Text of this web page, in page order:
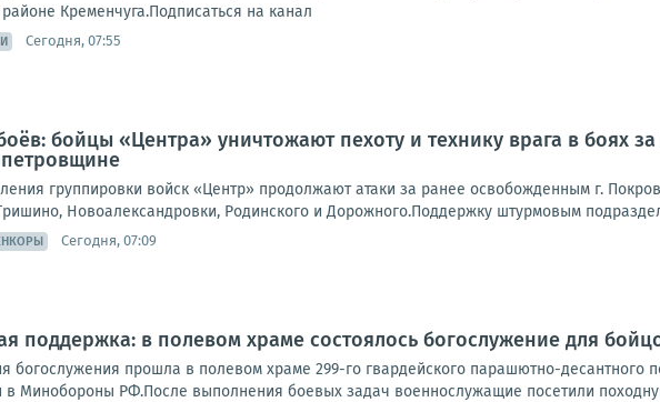
Кременчуга.Подписаться на канал
Сегодня, 07:55
бойцы «Центра» уничтожают пехоту и технику врага в боях
группировки войск «Центр» продолжают атаки за ранее освобожденным г.
Новоалександровки, Родинского и Дорожного.Поддержку штурмовым
Сегодня, 07:09
поддержка: в полевом храме состоялось богослужение для
богослужения прошла в полевом храме 299-го гвардейского парашютно-десантного
Минобороны РФ.После выполнения боевых задач военнослужащие посетили